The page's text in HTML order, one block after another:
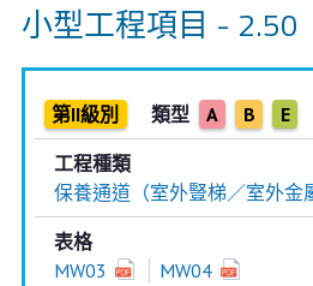
小型工程項目 - 2.50
第II級別 類型 A B E
工程種類
保養通道（室外豎梯／室外金
表格
MW03
MW04